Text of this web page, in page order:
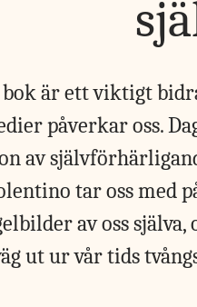
bok är ett viktigt
påverkar oss.
av
tar oss med
av oss
ut ur vår tids